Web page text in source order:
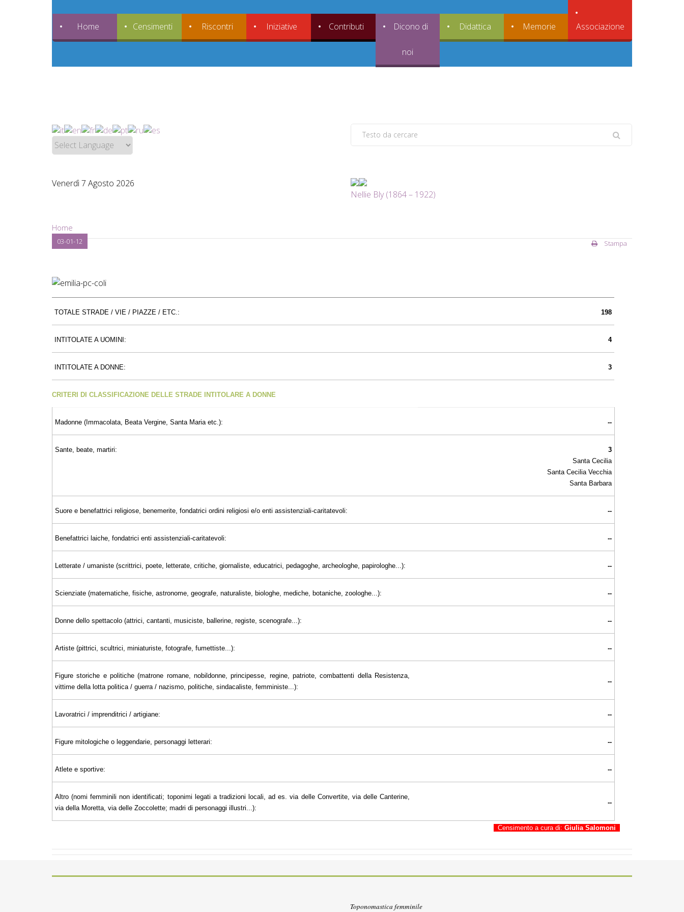
Home Censimenti Riscontri Iniziative Contributi Dicono di
noi
Didattica Memorie Associazione
Venerdì 7 Agosto 2026
Nellie Bly (1864 – 1922)
Home
03-01-12 Stampa
TOTALE STRADE / VIE / PIAZZE / ETC.: 198
INTITOLATE A UOMINI: 4
INTITOLATE A DONNE: 3
CRITERI DI CLASSIFICAZIONE DELLE STRADE INTITOLARE A DONNE
Madonne (Immacolata, Beata Vergine, Santa Maria etc.): --
Sante, beate, martiri:
3
Santa Cecilia
Santa Cecilia Vecchia
Santa Barbara
Suore e benefattrici religiose, benemerite, fondatrici ordini religiosi e/o enti assistenziali-caritatevoli: --
Benefattrici laiche, fondatrici enti assistenziali-caritatevoli: --
Letterate / umaniste (scrittrici, poete, letterate, critiche, giornaliste, educatrici, pedagoghe, archeologhe, papirologhe...): --
Scienziate (matematiche, fisiche, astronome, geografe, naturaliste, biologhe, mediche, botaniche, zoologhe...): --
Donne dello spettacolo (attrici, cantanti, musiciste, ballerine, registe, scenografe...): --
Artiste (pittrici, scultrici, miniaturiste, fotografe, fumettiste...): --
Figure storiche e politiche (matrone romane, nobildonne, principesse, regine, patriote, combattenti della Resistenza,
vittime della lotta politica / guerra / nazismo, politiche, sindacaliste, femministe...):
--
Lavoratrici / imprenditrici / artigiane: --
Figure mitologiche o leggendarie, personaggi letterari: --
Atlete e sportive: --
Altro (nomi femminili non identificati; toponimi legati a tradizioni locali, ad es. via delle Convertite, via delle Canterine,
via della Moretta, via delle Zoccolette; madri di personaggi illustri...):
--
Censimento a cura di: Giulia Salomoni
Toponomastica femminile